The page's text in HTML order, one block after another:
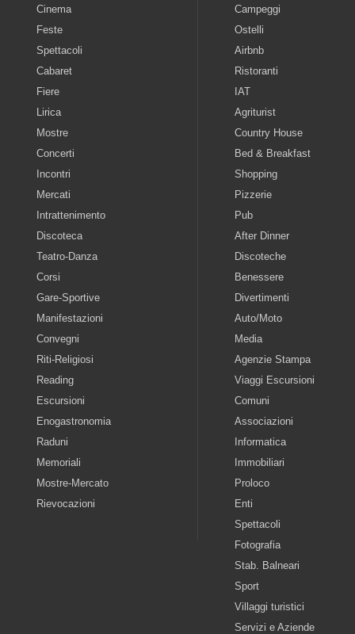
Cinema
Feste
Spettacoli
Cabaret
Fiere
Lirica
Mostre
Concerti
Incontri
Mercati
Intrattenimento
Discoteca
Teatro-Danza
Corsi
Gare-Sportive
Manifestazioni
Convegni
Riti-Religiosi
Reading
Escursioni
Enogastronomia
Raduni
Memoriali
Mostre-Mercato
Rievocazioni
Campeggi
Ostelli
Airbnb
Ristoranti
IAT
Agriturist
Country House
Bed & Breakfast
Shopping
Pizzerie
Pub
After Dinner
Discoteche
Benessere
Divertimenti
Auto/Moto
Media
Agenzie Stampa
Viaggi Escursioni
Comuni
Associazioni
Informatica
Immobiliari
Proloco
Enti
Spettacoli
Fotografia
Stab. Balneari
Sport
Villaggi turistici
Servizi e Aziende